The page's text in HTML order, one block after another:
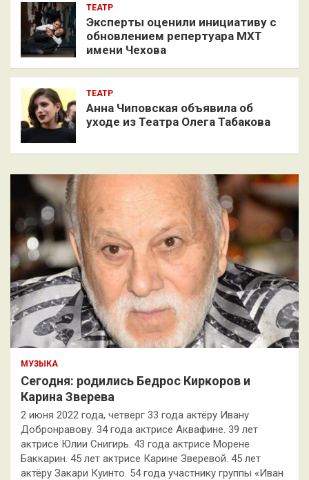
ТЕАТР
Эксперты оценили инициативу с
обновлением репертуара МХТ
имени Чехова
ТЕАТР
Анна Чиповская объявила об
уходе из Театра Олега Табакова
МУЗЫКА
Сегодня: родились Бедрос Киркоров и
Карина Зверева
2 июня 2022 года, четверг 33 года актёру Ивану
Добронравову. 34 года актрисе Аквафине. 39 лет
актрисе Юлии Снигирь. 43 года актрисе Морене
Баккарин. 45 лет актрисе Карине Зверевой. 45 лет
актёру Закари Куинто. 54 года участнику группы «Иван